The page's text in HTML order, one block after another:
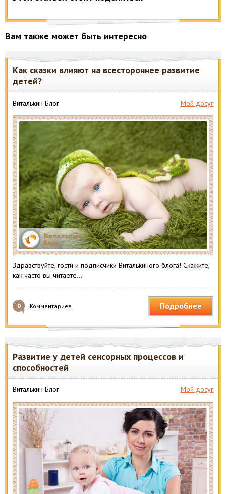
Вам также может быть интересно
Как сказки влияют на всестороннее развитие
детей?
Виталькин Блог Мой досуг
Здравствуйте, гости и подписчики Виталькиного блога! Скажите,
как часто вы читаете…
0 Комментариев Подробнее
Развитие у детей сенсорных процессов и
способностей
Виталькин Блог Мой досуг